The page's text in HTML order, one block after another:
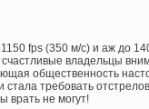
fps (350 м/с) и аж до
владельцы
общественность
требовать
врать не могут!